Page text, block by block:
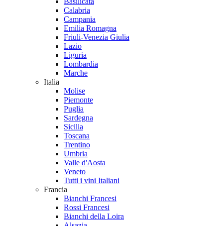
Calabria
Campania
Emilia Romagna
Friuli-Venezia Giulia
Lazio
Liguria
Lombardia
Marche
Italia
Molise
Piemonte
Puglia
Sardegna
Sicilia
Toscana
Trentino
Umbria
Valle d'Aosta
Veneto
Tutti i vini Italiani
Francia
Bianchi Francesi
Rossi Francesi
Bianchi della Loira